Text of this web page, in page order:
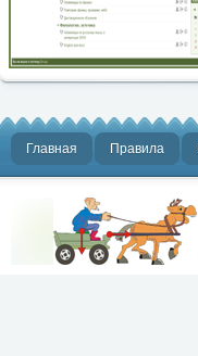
Главная Правила